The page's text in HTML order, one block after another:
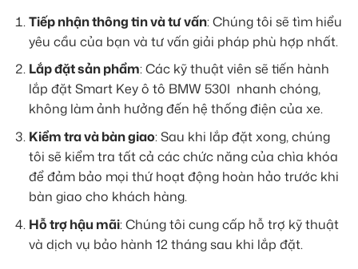
Tiếp nhận thông tin và tư vấn: Chúng tôi sẽ tìm hiểu
yêu cầu của bạn và tư vấn giải pháp phù hợp nhất.
Lắp đặt sản phẩm: Các kỹ thuật viên sẽ tiến hành
lắp đặt Smart Key ô tô BMW 530I nhanh chóng,
không làm ảnh hưởng đến hệ thống điện của xe.
Kiểm tra và bàn giao: Sau khi lắp đặt xong, chúng
tôi sẽ kiểm tra tất cả các chức năng của chìa khóa
để đảm bảo mọi thứ hoạt động hoàn hảo trước khi
bàn giao cho khách hàng.
Hỗ trợ hậu mãi: Chúng tôi cung cấp hỗ trợ kỹ thuật
và dịch vụ bảo hành 12 tháng sau khi lắp đặt.